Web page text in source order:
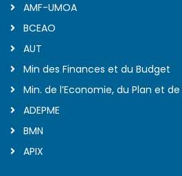
AMF-UMOA
BCEAO
AUT
Min des Finances et du Budget
Min. de l’Economie, du Plan et
ADEPME
BMN
APIX